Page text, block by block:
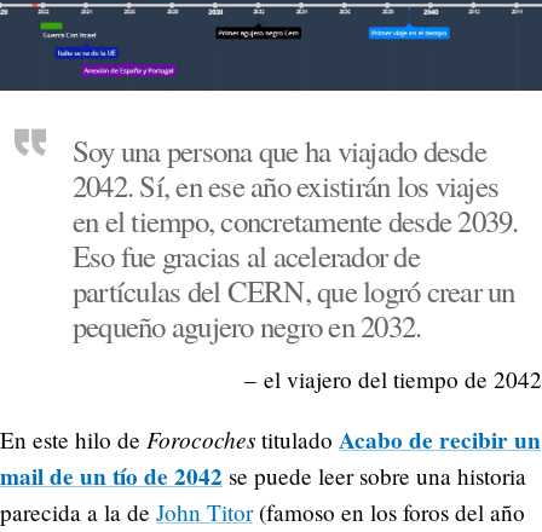
Soy una persona que ha viajado desde
2042. Sí, en ese año existirán los viajes
en el tiempo, concretamente desde 2039.
Eso fue gracias al acelerador de
partículas del CERN, que logró crear un
pequeño agujero negro en 2032.
– el viajero del tiempo de 2042
En este hilo de Forocoches titulado Acabo de recibir un
mail de un tío de 2042 se puede leer sobre una historia
parecida a la de John Titor(famoso en los foros del año